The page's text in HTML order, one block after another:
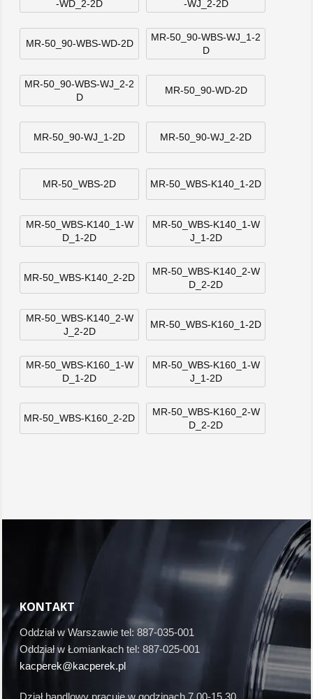
-WD_2-2D
-WJ_2-2D
MR-50_90-WBS-WD-2D
MR-50_90-WBS-WJ_1-2
D
MR-50_90-WBS-WJ_2-2
D
MR-50_90-WD-2D
MR-50_90-WJ_1-2D MR-50_90-WJ_2-2D
MR-50_WBS-2D MR-50_WBS-K140_1-2D
MR-50_WBS-K140_1-W
D_1-2D
MR-50_WBS-K140_1-W
J_1-2D
MR-50_WBS-K140_2-2D
MR-50_WBS-K140_2-W
D_2-2D
MR-50_WBS-K140_2-W
J_2-2D
MR-50_WBS-K160_1-2D
MR-50_WBS-K160_1-W
D_1-2D
MR-50_WBS-K160_1-W
J_1-2D
MR-50_WBS-K160_2-2D
MR-50_WBS-K160_2-W
D_2-2D
KONTAKT
Oddział w Warszawie tel: 887-035-001
Oddział w Łomiankach tel: 887-025-001
kacperek@kacperek.pl
Dział handlowy pracuje w godzinach 7.00-15.30.